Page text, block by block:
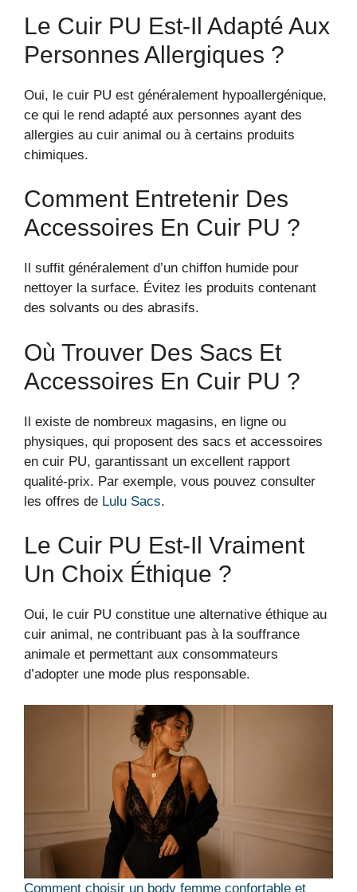
Le Cuir PU Est-Il Adapté Aux
Personnes Allergiques ?
Oui, le cuir PU est généralement hypoallergénique,
ce qui le rend adapté aux personnes ayant des
allergies au cuir animal ou à certains produits
chimiques.
Comment Entretenir Des
Accessoires En Cuir PU ?
Il suffit généralement d’un chiffon humide pour
nettoyer la surface. Évitez les produits contenant
des solvants ou des abrasifs.
Où Trouver Des Sacs Et
Accessoires En Cuir PU ?
Il existe de nombreux magasins, en ligne ou
physiques, qui proposent des sacs et accessoires
en cuir PU, garantissant un excellent rapport
qualité-prix. Par exemple, vous pouvez consulter
les offres de Lulu Sacs.
Le Cuir PU Est-Il Vraiment
Un Choix Éthique ?
Oui, le cuir PU constitue une alternative éthique au
cuir animal, ne contribuant pas à la souffrance
animale et permettant aux consommateurs
d’adopter une mode plus responsable.
Comment choisir un body femme confortable et